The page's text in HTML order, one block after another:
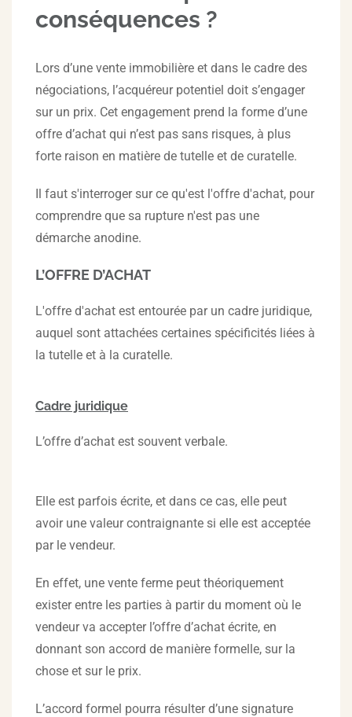
conséquences ?
Lors d’une vente immobilière et dans le cadre des
négociations, l’acquéreur potentiel doit s’engager
sur un prix. Cet engagement prend la forme d’une
offre d’achat qui n’est pas sans risques, à plus
forte raison en matière de tutelle et de curatelle.
Il faut s'interroger sur ce qu'est l'offre d'achat, pour
comprendre que sa rupture n'est pas une
démarche anodine.
L’OFFRE D’ACHAT
L'offre d'achat est entourée par un cadre juridique,
auquel sont attachées certaines spécificités liées à
la tutelle et à la curatelle.
Cadre juridique
L’offre d’achat est souvent verbale.
Elle est parfois écrite, et dans ce cas, elle peut
avoir une valeur contraignante si elle est acceptée
par le vendeur.
En effet, une vente ferme peut théoriquement
exister entre les parties à partir du moment où le
vendeur va accepter l’offre d’achat écrite, en
donnant son accord de manière formelle, sur la
chose et sur le prix.
L’accord formel pourra résulter d’une signature